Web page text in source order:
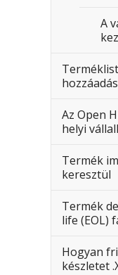
A
Az Open
helyi
Termék
keresztül
Termék
life (EOL)
Hogyan
készletet